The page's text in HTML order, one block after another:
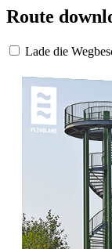
Route
Lade die